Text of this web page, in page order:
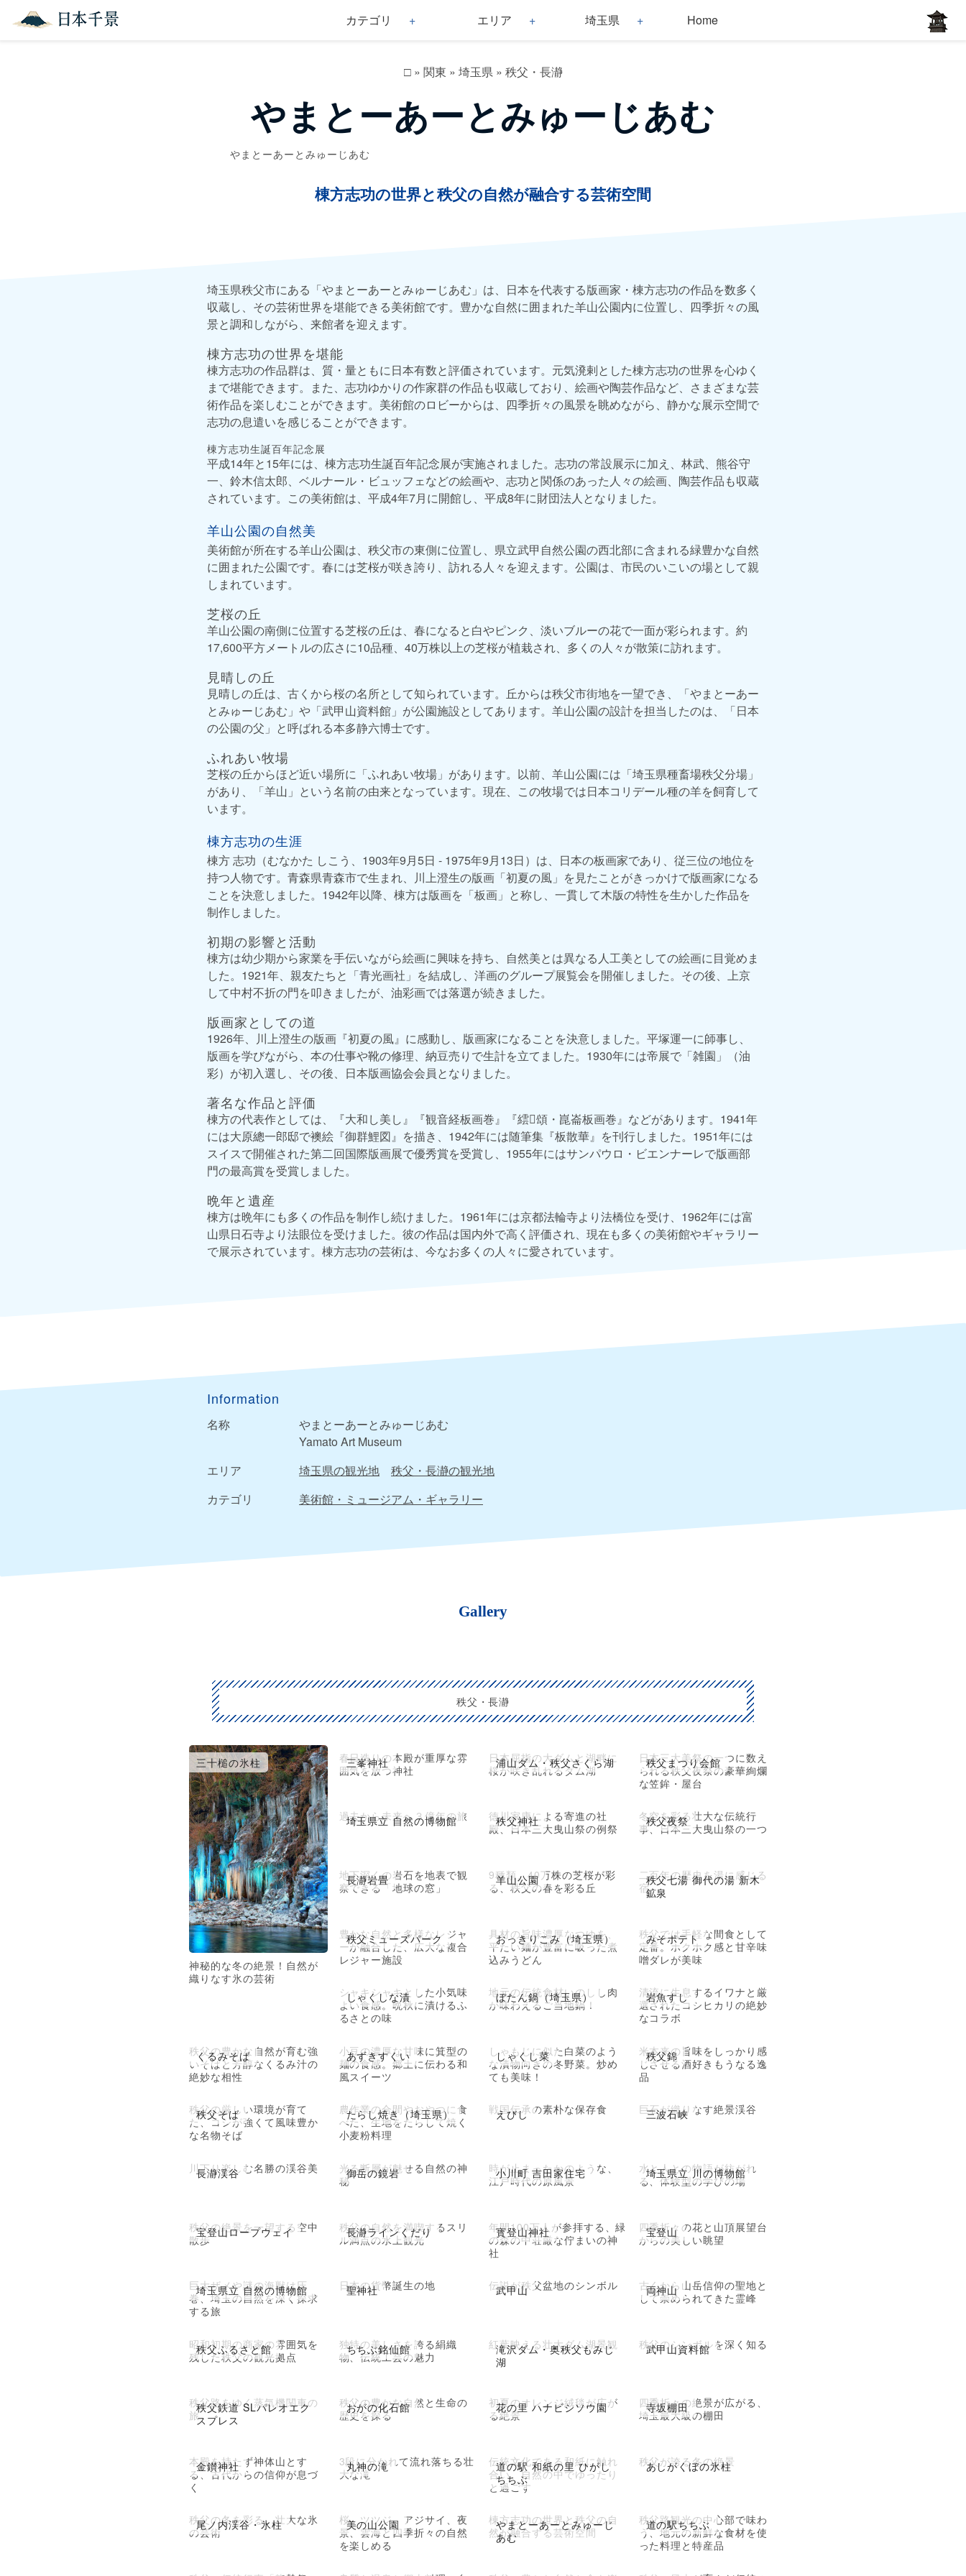
カテゴリ エリア 埼玉県 Home
□» 関東 » 埼玉県» 秩父・長瀞
やまとーあーとみゅーじあむ
やまとーあーとみゅーじあむ
棟方志功の世界と秩父の自然が融合する芸術空間
埼玉県秩父市にある「やまとーあーとみゅーじあむ」は、日本を代表する版画家・棟方志功の作品を数多く
収蔵し、その芸術世界を堪能できる美術館です。豊かな自然に囲まれた羊山公園内に位置し、四季折々の風
景と調和しながら、来館者を迎えます。
棟方志功の世界を堪能
棟方志功の作品群は、質・量ともに日本有数と評価されています。元気溌剌とした棟方志功の世界を心ゆく
まで堪能できます。また、志功ゆかりの作家群の作品も収蔵しており、絵画や陶芸作品など、さまざまな芸
術作品を楽しむことができます。美術館のロビーからは、四季折々の風景を眺めながら、静かな展示空間で
志功の息遣いを感じることができます。
棟方志功生誕百年記念展
平成14年と15年には、棟方志功生誕百年記念展が実施されました。志功の常設展示に加え、林武、熊谷守
一、鈴木信太郎、ベルナール・ビュッフェなどの絵画や、志功と関係のあった人々の絵画、陶芸作品も収蔵
されています。この美術館は、平成4年7月に開館し、平成8年に財団法人となりました。
羊山公園の自然美
美術館が所在する羊山公園は、秩父市の東側に位置し、県立武甲自然公園の西北部に含まれる緑豊かな自然
に囲まれた公園です。春には芝桜が咲き誇り、訪れる人々を迎えます。公園は、市民のいこいの場として親
しまれています。
芝桜の丘
羊山公園の南側に位置する芝桜の丘は、春になると白やピンク、淡いブルーの花で一面が彩られます。約
17,600平方メートルの広さに10品種、40万株以上の芝桜が植栽され、多くの人々が散策に訪れます。
見晴しの丘
見晴しの丘は、古くから桜の名所として知られています。丘からは秩父市街地を一望でき、「やまとーあー
とみゅーじあむ」や「武甲山資料館」が公園施設としてあります。羊山公園の設計を担当したのは、「日本
の公園の父」と呼ばれる本多静六博士です。
ふれあい牧場
芝桜の丘からほど近い場所に「ふれあい牧場」があります。以前、羊山公園には「埼玉県種畜場秩父分場」
があり、「羊山」という名前の由来となっています。現在、この牧場では日本コリデール種の羊を飼育して
います。
棟方志功の生涯
棟方 志功（むなかた しこう、1903年9月5日 - 1975年9月13日）は、日本の板画家であり、従三位の地位を
持つ人物です。青森県青森市で生まれ、川上澄生の版画「初夏の風」を見たことがきっかけで版画家になる
ことを決意しました。1942年以降、棟方は版画を「板画」と称し、一貫して木版の特性を生かした作品を
制作しました。
初期の影響と活動
棟方は幼少期から家業を手伝いながら絵画に興味を持ち、自然美とは異なる人工美としての絵画に目覚めま
した。1921年、親友たちと「青光画社」を結成し、洋画のグループ展覧会を開催しました。その後、上京
して中村不折の門を叩きましたが、油彩画では落選が続きました。
版画家としての道
1926年、川上澄生の版画『初夏の風』に感動し、版画家になることを決意しました。平塚運一に師事し、
版画を学びながら、本の仕事や靴の修理、納豆売りで生計を立てました。1930年には帝展で「雑園」（油
彩）が初入選し、その後、日本版画協会会員となりました。
著名な作品と評価
棟方の代表作としては、『大和し美し』『観音経板画巻』『繧𦅘頌・崑崙板画巻』などがあります。1941年
には大原總一郎邸で襖絵『御群鯉図』を描き、1942年には随筆集『板散華』を刊行しました。1951年には
スイスで開催された第二回国際版画展で優秀賞を受賞し、1955年にはサンパウロ・ビエンナーレで版画部
門の最高賞を受賞しました。
晩年と遺産
棟方は晩年にも多くの作品を制作し続けました。1961年には京都法輪寺より法橋位を受け、1962年には富
山県日石寺より法眼位を受けました。彼の作品は国内外で高く評価され、現在も多くの美術館やギャラリー
で展示されています。棟方志功の芸術は、今なお多くの人々に愛されています。
Information
名称
やまとーあーとみゅーじあむ
Yamato Art Museum
エリア
埼玉県の観光地
秩父・長瀞の観光地
カテゴリ
美術館・ミュージアム・ギャラリー
Gallery
秩父・長瀞
三十槌の氷柱
神秘的な冬の絶景！自然が
織りなす氷の芸術
三峯神社
春日造りの本殿が重厚な雰
囲気を放つ神社
浦山ダム・秩父さくら湖
日本屈指の大ダムと湖畔に
桜が咲き乱れるダム湖
秩父まつり会館
日本三大美祭の一つに数え
られる秩父夜祭の豪華絢爛
な笠鉾・屋台
埼玉県立 自然の博物館
過去から未来へ３億年の旅 秩父神社
徳川家康による寄進の社
殿、日本三大曳山祭の例祭
秩父夜祭
冬空を彩る壮大な伝統行
事、日本三大曳山祭の一つ
長瀞岩畳
地下深くの岩石を地表で観
察できる「地球の窓」
羊山公園
9種類、40万株の芝桜が彩
る、秩父の春を彩る丘
秩父七湯 御代の湯 新木
鉱泉
二百年の歴史を湯に感じる
宿
秩父ミューズパーク
豊かな自然と多様なレジャ
ーが融合した、広大な複合
レジャー施設
おっきりこみ（埼玉県）
具材の旨味濃厚なつゆを、
平たい麺が豊富に吸った煮
込みうどん
みそポテト
秩父では手軽な間食として
定番。ホクホク感と甘辛味
噌ダレが美味
しゃくしな漬
シャキシャキとした小気味
よい食感。晩秋に漬けるふ
るさとの味
ぼたん鍋（埼玉県）
地元の伝統食材いのしし肉
が味わえるご当地鍋！
岩魚すし
清流に生息するイワナと厳
選されたコシヒカリの絶妙
なコラボ
くるみそば
秩父の豊かな自然が育む強
いそばと芳醇なくるみ汁の
絶妙な相性
あずきすくい
小豆の濃厚な甘味に箕型の
麺の食感。郷土に伝わる和
風スイーツ
しゃくし菜
しゃもじに似た白菜のよう
な漬物向きの冬野菜。炒め
ても美味！
秩父錦
米本来の旨味をしっかり感
じさせる酒好きもうなる逸
品
秩父そば
秩父の厳しい環境が育て
た、コシが強くて風味豊か
な名物そば
たらし焼き（埼玉県）
農作業の合間やおやつに食
べた、生地をたらして焼く
小麦粉料理
えびし
戦国伝承の素朴な保存食 三波石峡
巨石が織りなす絶景渓谷
長瀞渓谷
川下り楽しむ名勝の渓谷美 御岳の鏡岩
光る断層が魅せる自然の神
秘
小川町 吉田家住宅
時が止まったかのような、
江戸時代の原風景
埼玉県立 川の博物館
水と人との物語が紡がれ
る、体験型の学びの場
宝登山ロープウェイ
秩父の絶景を一望する空中
散歩
長瀞ラインくだり
秩父の自然を満喫するスリ
ル満点の水上観光
寳登山神社
年間100万人が参拝する、緑
の森の中荘厳な佇まいの神
社
宝登山
四季折々の花と山頂展望台
からの美しい眺望
埼玉県立 自然の博物館
巨大ザメや謎の海獣は圧
巻、埼玉の自然を深く探求
する旅
聖神社
日本の貨幣誕生の地 武甲山
伝説が秩父盆地のシンボル 両神山
古くから山岳信仰の聖地と
して崇められてきた霊峰
秩父ふるさと館
昭和初期の商家の雰囲気を
残した秩父の観光拠点
ちちぶ銘仙館
独特の美しさを誇る絹織
物、伝統工芸の魅力
滝沢ダム・奥秩父もみじ
湖
紅葉映える壮大ダム湖景観 武甲山資料館
秩父のシンボルを深く知る
秩父鉄道 SLパレオエク
スプレス
秩父路をゆく蒸気機関車の
旅
おがの化石館
秩父の豊かな自然と生命の
歴史を探る
花の里 ハナビシソウ園
初夏のオレンジ絨毯が広が
る絶景
寺坂棚田
四季折々の絶景が広がる、
埼玉最大級の棚田
金鑚神社
本殿を持たず神体山とす
る、古代からの信仰が息づ
く
丸神の滝
3段に分かれて流れ落ちる壮
大な滝
道の駅 和紙の里 ひがし
ちちぶ
伝統文化である和紙に触れ
合い、自然の中でゆったり
と過ごす
あしがくぼの氷柱
秩父が誇る冬の絶景
尾ノ内渓谷・氷柱
秩父の冬を彩る、壮大な氷
の芸術
美の山公園
桜、ツツジ、アジサイ、夜
景、雲海と四季折々の自然
を楽しめる
やまとーあーとみゅーじ
あむ
棟方志功の世界と秩父の自
然が融合する芸術空間
道の駅ちちぶ
秩父路観光の中心部で味わ
う、地元の新鮮な食材を使
った料理と特産品